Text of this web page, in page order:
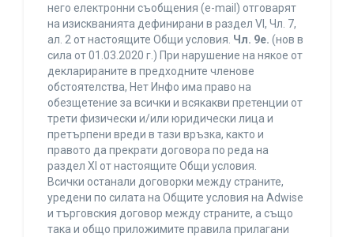
него електронни съобщения (e-mail) отговарят
на изискванията дефинирани в раздел VI, Чл. 7,
ал. 2 от настоящите Общи условия. Чл. 9е. (нов в
сила от 01.03.2020 г.) При нарушение на някое от
декларираните в предходните членове
обстоятелства, Нет Инфо има право на
обезщетение за всички и всякакви претенции от
трети физически и/или юридически лица и
претърпени вреди в тази връзка, както и
правото да прекрати договора по реда на
раздел XI от настоящите Общи условия.
Всички останали договорки между страните,
уредени по силата на Общите условия на Adwise
и търговския договор между страните, а също
така и общо приложимите правила прилагани